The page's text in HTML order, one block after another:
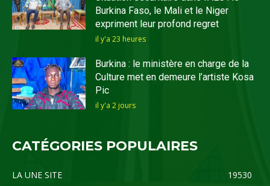
Burkina Faso, le Mali et le Niger
expriment leur profond regret
il y'a 23 heures
Burkina : le ministère en charge de la
Culture met en demeure l’artiste Kosa
Pic
il y'a 2 jours
CATÉGORIES POPULAIRES
LA UNE SITE
19530